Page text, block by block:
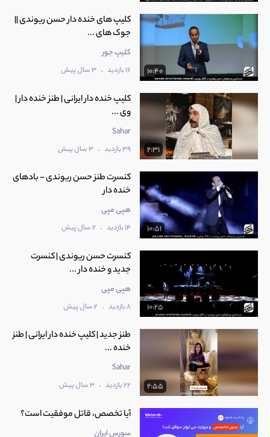
10:40
کلیپ های خنده دار حسن ریوندی ||
جوک های ...
کلیپ جور
16 بازدید . 3 سال پیش
2:31
کلیپ خنده دار ایرانی | طنز خنده دار |
وی ...
Sahar
39 بازدید . 3 سال پیش
10:51
کنسرت طنز حسن ریوندی - بادهای
خنده دار
هپی مپی
14 بازدید . 2 سال پیش
10:25
کنسرت حسن ریوندی | کنسرت
جدید و خنده دار ...
هپی مپی
8 بازدید . 2 سال پیش
2:55
طنز جدید | کلیپ خنده دار ایرانی | طنز
خنده ...
Sahar
22 بازدید . 3 سال پیش
آیا تخصص، قاتل موفقیت است؟
سورس ایران